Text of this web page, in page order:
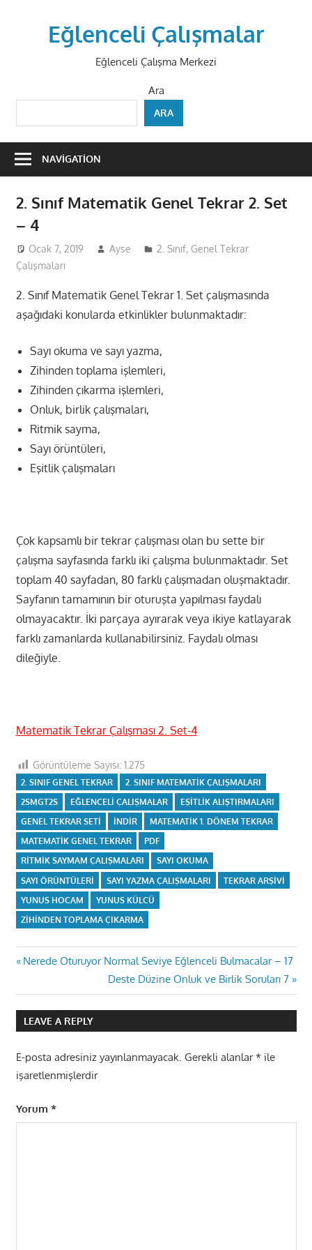
Eğlenceli Çalışmalar
Eğlenceli Çalışma Merkezi
Ara
ARA
NAVIGATION
2. Sınıf Matematik Genel Tekrar 2. Set
– 4
Ocak 7, 2019 Ayse 2. Sınıf, Genel Tekrar
Çalışmaları
2. Sınıf Matematik Genel Tekrar 1. Set çalışmasında
aşağıdaki konularda etkinlikler bulunmaktadır:
Sayı okuma ve sayı yazma,
Zihinden toplama işlemleri,
Zihinden çıkarma işlemleri,
Onluk, birlik çalışmaları,
Ritmik sayma,
Sayı örüntüleri,
Eşitlik çalışmaları
Çok kapsamlı bir tekrar çalışması olan bu sette bir
çalışma sayfasında farklı iki çalışma bulunmaktadır. Set
toplam 40 sayfadan, 80 farklı çalışmadan oluşmaktadır.
Sayfanın tamamının bir oturuşta yapılması faydalı
olmayacaktır. İki parçaya ayırarak veya ikiye katlayarak
farklı zamanlarda kullanabilirsiniz. Faydalı olması
dileğiyle.
Matematik Tekrar Çalışması 2. Set-4
Görüntüleme Sayısı: 1.275
2. SINIF GENEL TEKRAR
2. SINIF MATEMATIK ÇALIŞMALARI
2SMGT2S
EĞLENCELI ÇALIŞMALAR
EŞITLIK ALIŞTIRMALARI
GENEL TEKRAR SETI
INDIR
MATEMATIK 1. DÖNEM TEKRAR
MATEMATIK GENEL TEKRAR
PDF
RITMIK SAYMAM ÇALIŞMALARI
SAYI OKUMA
SAYI ÖRÜNTÜLERI
SAYI YAZMA ÇALIŞMALARI
TEKRAR ARŞIVI
YUNUS HOCAM
YUNUS KÜLCÜ
ZIHINDEN TOPLAMA ÇIKARMA
Yazı
gezinmesi
Previous
Nerede Oturuyor Normal Seviye Eğlenceli Bulmacalar – 17
Next
Post:
Deste Düzine Onluk ve Birlik Soruları 7
LEAVE A REPLY
E-posta adresiniz yayınlanmayacak. Gerekli alanlar*ile
işaretlenmişlerdir
Yorum *